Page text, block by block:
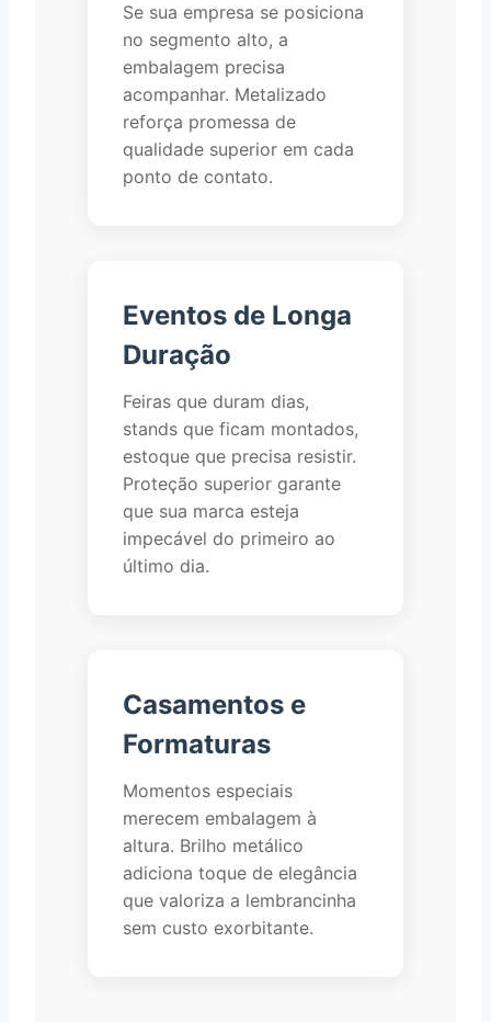
Se sua empresa se posiciona
no segmento alto, a
embalagem precisa
acompanhar. Metalizado
reforça promessa de
qualidade superior em cada
ponto de contato.
Eventos de Longa
Duração
Feiras que duram dias,
stands que ficam montados,
estoque que precisa resistir.
Proteção superior garante
que sua marca esteja
impecável do primeiro ao
último dia.
Casamentos e
Formaturas
Momentos especiais
merecem embalagem à
altura. Brilho metálico
adiciona toque de elegância
que valoriza a lembrancinha
sem custo exorbitante.